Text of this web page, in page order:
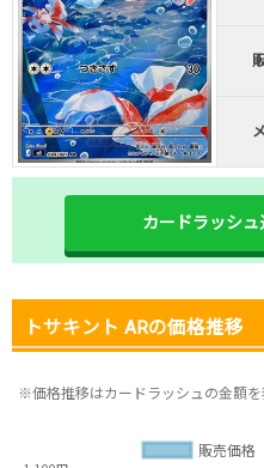
オリくじ オ
・リリース1周
・新規登録で最
初回
カードラッシ
トサキント ARの価格推移
※価格推移はカードラッシュの金額